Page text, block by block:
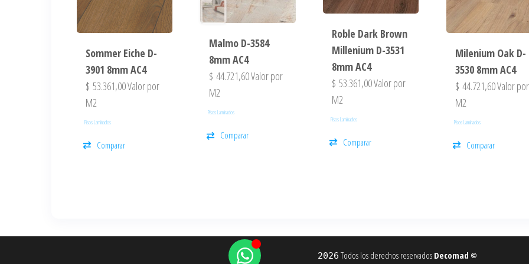
Sommer Eiche D-
3901 8mm AC4
$ 53.361,00Valor por
M2
Pisos Laminados
Comparar
Malmo D-3584
8mm AC4
$ 44.721,60Valor por
M2
Pisos Laminados
Comparar
Roble Dark Brown
Millenium D-3531
8mm AC4
$ 53.361,00Valor por
M2
Pisos Laminados
Comparar
Milenium Oak D-
3530 8mm AC4
$ 44.721,60Valor por
M2
Pisos Laminados
Comparar
2026 Todos los derechos reservados Decomad ©